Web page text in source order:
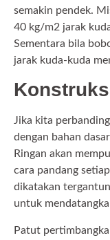
semakin pendek.
40 kg/m2 jarak
Sementara bila
jarak kuda-kuda
Jika kita
dengan bahan
Ringan akan
cara pandang
dikatakan
untuk
Patut